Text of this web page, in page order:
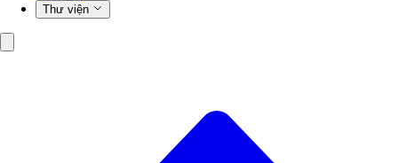
Thư viện